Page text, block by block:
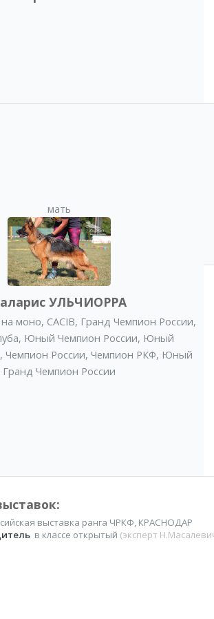
мать
УЛЬЧИОРРА
моно, CACIB, Гранд Чемпион России,
, Юный Чемпион России, Юный
, Чемпион России, Чемпион РКФ, Юный
Гранд Чемпион России
выставка ранга ЧРКФ, КРАСНОДАР
в классе открытый (эксперт